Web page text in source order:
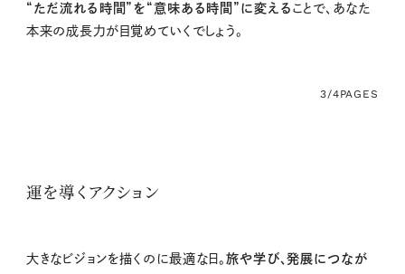
“ただ流れる時間”を“意味ある時間”に変える ことで、あなた
本来の成長力が目覚めていくでしょう。
3/4PAGES
運を導くアクション
大きなビジョンを描くのに最適な日。旅や学び、発展につなが